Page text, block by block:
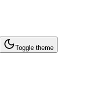
Toggle theme